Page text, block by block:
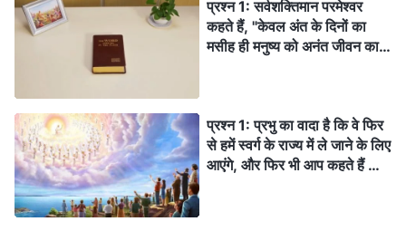
यह स्वर्ग में होना चाहिये। यह धरती
पर कैसे हो सकता है?
प्रश्न 1: सर्वशक्तिमान परमेश्वर
कहते हैं, "केवल अंत के दिनों का
मसीह ही मनुष्य को अनंत जीवन का
पीएगा जो मैं उसे दूँगा, वह फिर
अनन्तकाल तक प्यासा न होगा; वरन्
जो जल मैं उसे दूँगा, वह उसमें एक
प्रश्न 1: प्रभु का वादा है कि वे फिर
से हमें स्वर्ग के राज्य में ले जाने के लिए
आएंगे, और फिर भी आप कहते हैं कि